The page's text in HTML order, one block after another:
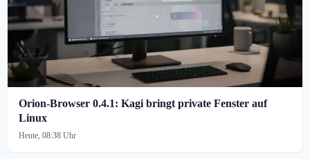
Orion-Browser 0.4.1: Kagi bringt private Fenster auf
Linux
Heute, 08:38 Uhr